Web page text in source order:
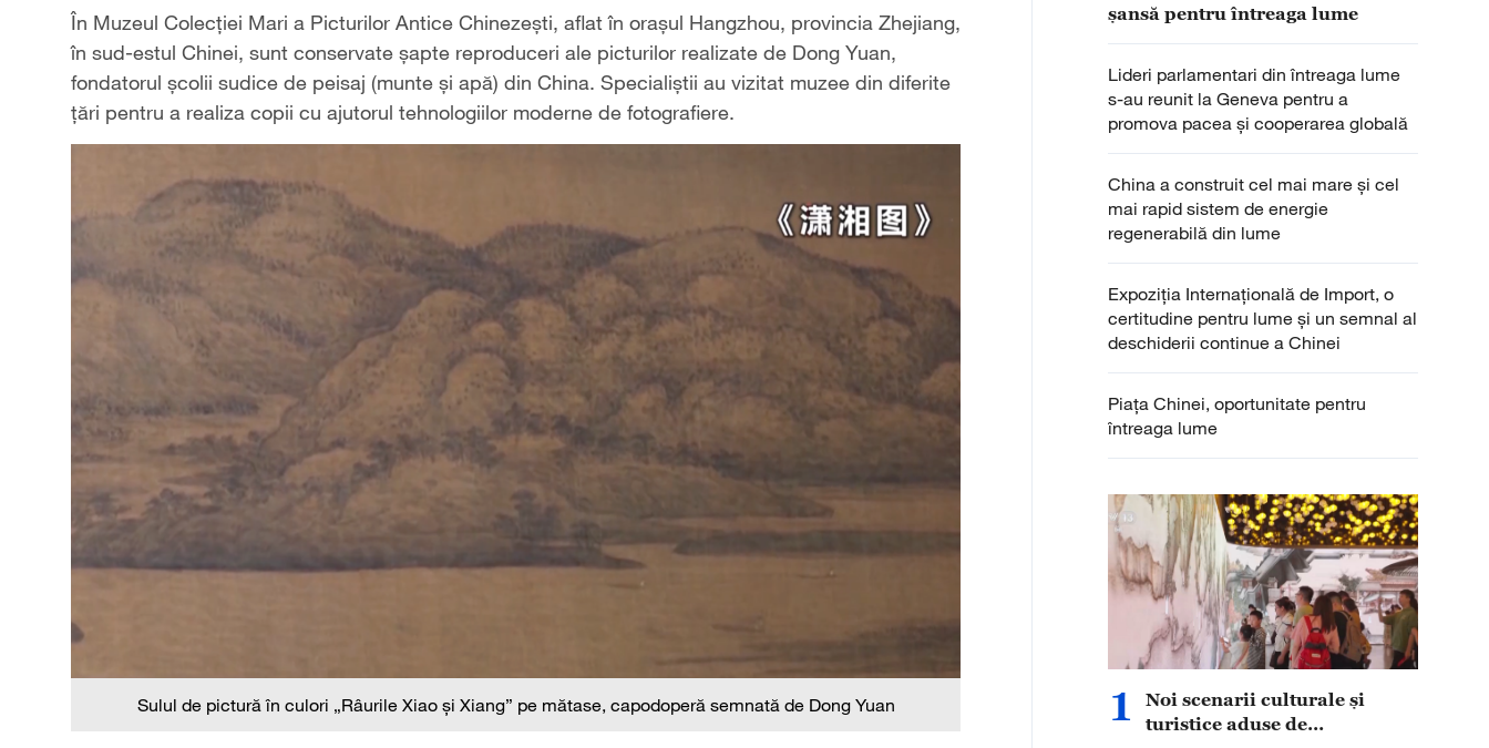
În Muzeul Colecției Mari a Picturilor Antice Chinezești, aflat în orașul Hangzhou, provincia Zhejiang,
în sud-estul Chinei, sunt conservate șapte reproduceri ale picturilor realizate de Dong Yuan,
fondatorul școlii sudice de peisaj (munte și apă) din China. Specialiștii au vizitat muzee din diferite
țări pentru a realiza copii cu ajutorul tehnologiilor moderne de fotografiere.
Sulul de pictură în culori „Râurile Xiao și Xiang” pe mătase, capodoperă semnată de Dong Yuan
șansă pentru întreaga lume
Lideri parlamentari din întreaga lume
s-au reunit la Geneva pentru a
promova pacea și cooperarea globală
China a construit cel mai mare și cel
mai rapid sistem de energie
regenerabilă din lume
Expoziția Internațională de Import, o
certitudine pentru lume și un semnal al
deschiderii continue a Chinei
Piața Chinei, oportunitate pentru
întreaga lume
1
Noi scenarii culturale și
turistice aduse de